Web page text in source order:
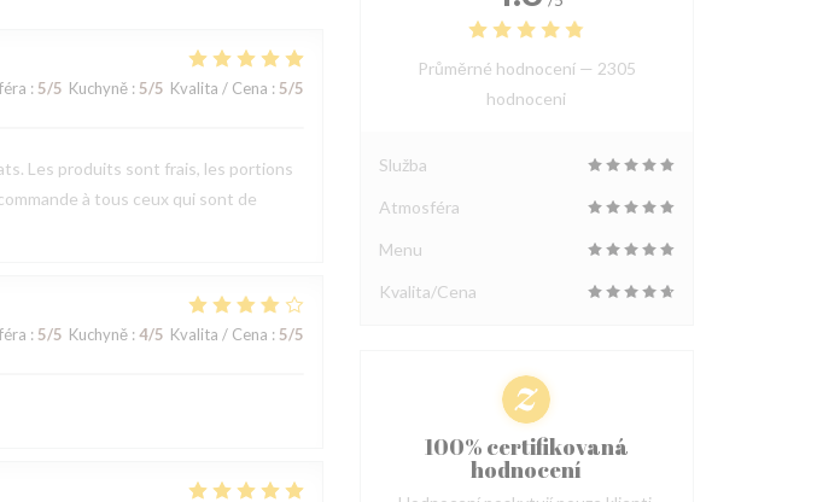
: 5/5 Kuchyně: 5/5 Kvalita / Cena : 5/5
Les produits sont frais, les portions
à tous ceux qui sont de
: 5/5 Kuchyně: 4/5 Kvalita / Cena : 5/5
Průměrné hodnocení — 2305
hodnoceni
Služba
Atmosféra
Menu
Kvalita/Cena
100% certifikovaná
hodnocení